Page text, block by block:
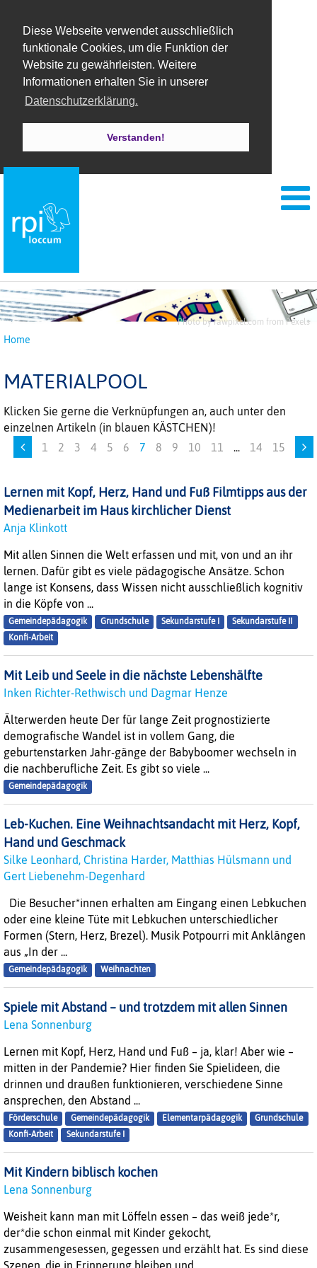
Diese Webseite verwendet ausschließlich
funktionale Cookies, um die Funktion der
Website zu gewährleisten. Weitere
Informationen erhalten Sie in unserer
Datenschutzerklärung.
Verstanden!
Photo by rawpixel.com from Pexels
Home
MATERIALPOOL
Klicken Sie gerne die Verknüpfungen an, auch unter den
einzelnen Artikeln (in blauen KÄSTCHEN)!
1
2 3 4 5 6 7 8 9 10 11 ... 14 15
Lernen mit Kopf, Herz, Hand und Fuß Filmtipps aus der
Medienarbeit im Haus kirchlicher Dienst
Anja Klinkott
Mit allen Sinnen die Welt erfassen und mit, von und an ihr
lernen. Dafür gibt es viele pädagogische Ansätze. Schon
lange ist Konsens, dass Wissen nicht ausschließlich kognitiv
in die Köpfe von ...
Gemeindepädagogik Grundschule Sekundarstufe I
Sekundarstufe II
Konfi-Arbeit
Mit Leib und Seele in die nächste Lebenshälfte
Inken Richter-Rethwisch und Dagmar Henze
Älterwerden heute Der für lange Zeit prognostizierte
demografische Wandel ist in vollem Gang, die
geburtenstarken Jahr-gänge der Babyboomer wechseln in
die nachberufliche Zeit. Es gibt so viele ...
Gemeindepädagogik
Leb-Kuchen. Eine Weihnachtsandacht mit Herz, Kopf,
Hand und Geschmack
Silke Leonhard, Christina Harder, Matthias Hülsmann und
Gert Liebenehm-Degenhard
Die Besucher*innen erhalten am Eingang einen Lebkuchen
oder eine kleine Tüte mit Lebkuchen unterschiedlicher
Formen (Stern, Herz, Brezel). Musik Potpourri mit Anklängen
aus „In der ...
Gemeindepädagogik Weihnachten
Spiele mit Abstand – und trotzdem mit allen Sinnen
Lena Sonnenburg
Lernen mit Kopf, Herz, Hand und Fuß – ja, klar! Aber wie –
mitten in der Pandemie? Hier finden Sie Spielideen, die
drinnen und draußen funktionieren, verschiedene Sinne
ansprechen, den Abstand ...
Förderschule Gemeindepädagogik Elementarpädagogik
Grundschule
Konfi-Arbeit
Sekundarstufe I
Mit Kindern biblisch kochen
Lena Sonnenburg
Weisheit kann man mit Löffeln essen – das weiß jede*r,
der*die schon einmal mit Kinder gekocht,
zusammengesessen, gegessen und erzählt hat. Es sind diese
Szenen, die in Erinnerung bleiben und ...